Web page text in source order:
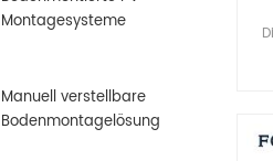
Montagesysteme
Manuell verstellbare
Bodenmontagelösung